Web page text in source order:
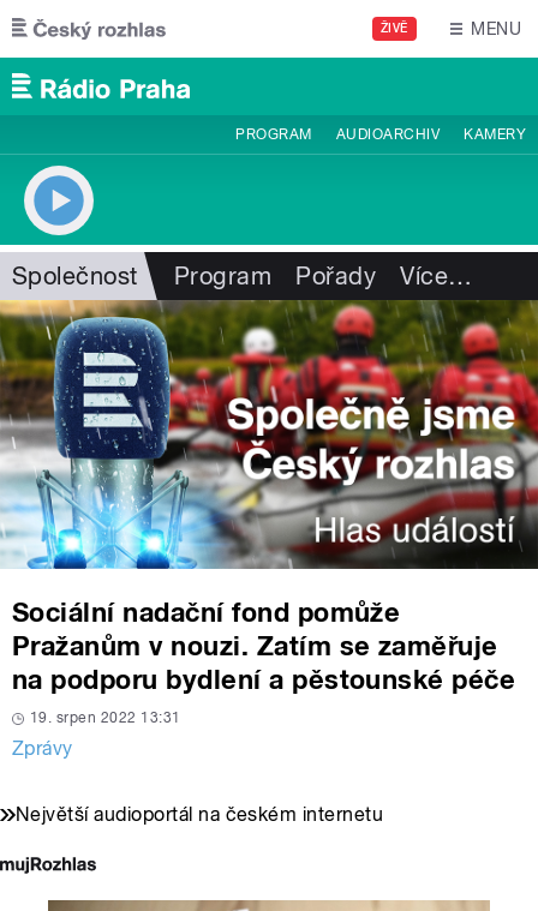
Přejít k hlavnímu obsahu
ŽIVĚ MENU
PROGRAM AUDIOARCHIV KAMERY
Společnost Program Pořady Více…
Sociální nadační fond pomůže
Pražanům v nouzi. Zatím se zaměřuje
na podporu bydlení a pěstounské péče
19. srpen 2022 13:31
Zprávy
Největší audioportál na českém internetu